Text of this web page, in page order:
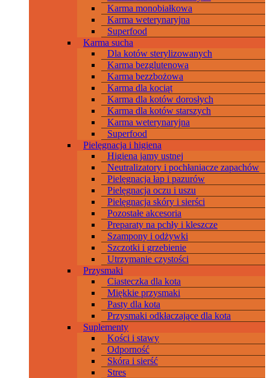
Karma monobiałkowa
Karma weterynaryjna
Superfood
Karma sucha
Dla kotów sterylizowanych
Karma bezglutenowa
Karma bezzbożowa
Karma dla kociąt
Karma dla kotów dorosłych
Karma dla kotów starszych
Karma weterynaryjna
Superfood
Pielęgnacja i higiena
Higiena jamy ustnej
Neutralizatory i pochłaniacze zapachów
Pielęgnacja łap i pazurów
Pielęgnacja oczu i uszu
Pielęgnacja skóry i sierści
Pozostałe akcesoria
Preparaty na pchły i kleszcze
Szampony i odżywki
Szczotki i grzebienie
Utrzymanie czystości
Przysmaki
Ciasteczka dla kota
Miękkie przysmaki
Pasty dla kota
Przysmaki odkłaczające dla kota
Suplementy
Kości i stawy
Odporność
Skóra i sierść
Stres